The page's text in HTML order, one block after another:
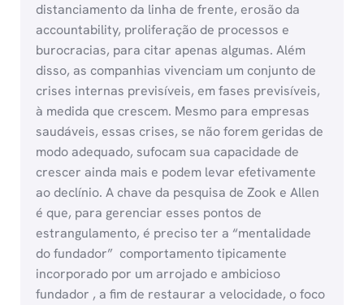
distanciamento da linha de frente, erosão da
accountability, proliferação de processos e
burocracias, para citar apenas algumas. Além
disso, as companhias vivenciam um conjunto de
crises internas previsíveis, em fases previsíveis,
à medida que crescem. Mesmo para empresas
saudáveis, essas crises, se não forem geridas de
modo adequado, sufocam sua capacidade de
crescer ainda mais e podem levar efetivamente
ao declínio. A chave da pesquisa de Zook e Allen
é que, para gerenciar esses pontos de
estrangulamento, é preciso ter a “mentalidade
do fundador”  comportamento tipicamente
incorporado por um arrojado e ambicioso
fundador , a fim de restaurar a velocidade, o foco